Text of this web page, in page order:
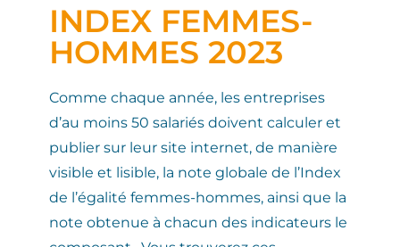
INDEX FEMMES-
HOMMES 2023
Comme chaque année, les entreprises
d’au moins 50 salariés doivent calculer et
publier sur leur site internet, de manière
visible et lisible, la note globale de l’Index
de l’égalité femmes-hommes, ainsi que la
note obtenue à chacun des indicateurs le